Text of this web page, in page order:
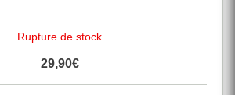
Rupture de stock
29,90€